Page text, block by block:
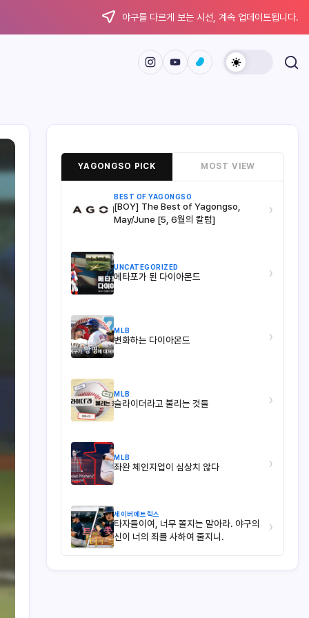
야구를 다르게 보는 시선, 계속 업데이트됩니다.
YAGONGSO PICK MOST VIEW
BEST OF YAGONGSO
[BOY] The Best of Yagongso,
May/June [5, 6월의 칼럼]
›
UNCATEGORIZED
메타포가 된 다이아몬드 ›
MLB
변화하는 다이아몬드 ›
MLB
슬라이더라고 불리는 것들 ›
MLB
좌완 체인지업이 심상치 않다 ›
세이버메트릭스
타자들이여, 너무 쫄지는 말아라. 야구의
신이 너의 죄를 사하여 줄지니.
›